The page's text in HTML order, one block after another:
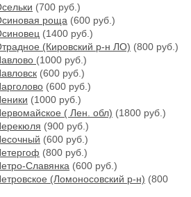
(700 руб.)
роща (600 руб.)
(1400 руб.)
(Кировский р-н ЛО) (800 руб.)
(1000 руб.)
(600 руб.)
(600 руб.)
(1000 руб.)
( Лен. обл) (1800 руб.)
(900 руб.)
(600 руб.)
(800 руб.)
Славянка (600 руб.)
(Ломоносовский р-н) (800